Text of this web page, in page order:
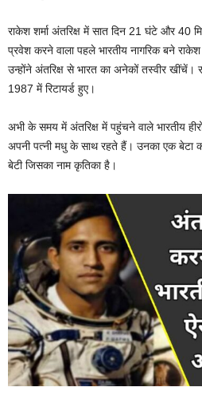
राकेश शर्मा अंतरिक्ष में सात दिन 21 घंटे और 40
प्रवेश करने वाला पहले भारतीय नागरिक बने राकेश
उन्होंने अंतरिक्ष से भारत का अनेकों तस्वीर खींचें।
1987 में रिटायर्ड हुए।
अभी के समय में अंतरिक्ष में पहुंचने वाले भारतीय
अपनी पत्नी मधु के साथ रहते हैं। उनका एक बेटा
बेटी जिसका नाम कृतिका है।